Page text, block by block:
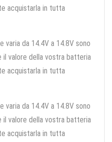
acquistarla in tutta
da 14.4V a 14.8V sono
il valore della vostra batteria
acquistarla in tutta
da 14.4V a 14.8V sono
il valore della vostra batteria
acquistarla in tutta